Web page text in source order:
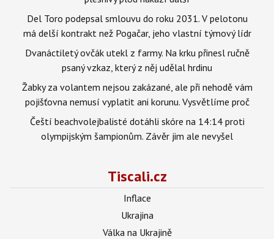
Del Toro podepsal smlouvu do roku 2031. V pelotonu
má delší kontrakt než Pogačar, jeho vlastní týmový lídr
Dvanáctiletý ovčák utekl z farmy. Na krku přinesl ručně
psaný vzkaz, který z něj udělal hrdinu
Žabky za volantem nejsou zakázané, ale při nehodě vám
pojišťovna nemusí vyplatit ani korunu. Vysvětlíme proč
Čeští beachvolejbalisté dotáhli skóre na 14:14 proti
olympijským šampionům. Závěr jim ale nevyšel
Tiscali.cz
Inflace
Ukrajina
Válka na Ukrajině